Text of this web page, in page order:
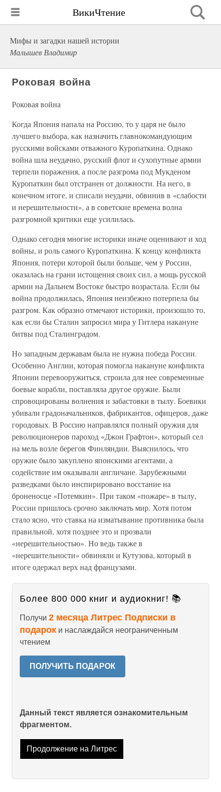
ВикиЧтение
Мифы и загадки нашей истории
Малышев Владимир
Роковая война
Роковая война
Когда Япония напала на Россию, то у царя не было
лучшего выбора, как назначить главнокомандующим
русскими войсками отважного Куропаткина. Однако
война шла неудачно, русский флот и сухопутные армии
терпели поражения, а после разгрома под Мукденом
Куропаткин был отстранен от должности. На него, в
конечном итоге, и списали неудачи, обвинив в «слабости
и нерешительности», а в советские времена волна
разгромной критики еще усилилась.
Однако сегодня многие историки иначе оценивают и ход
войны, и роль самого Куропаткина. К концу конфликта
Япония, потери которой были больше, чем у России,
оказалась на грани истощения своих сил, а мощь русской
армии на Дальнем Востоке быстро возрастала. Если бы
война продолжилась, Япония неизбежно потерпела бы
разгром. Как образно отмечают историки, произошло то,
как если бы Сталин запросил мира у Гитлера накануне
битвы под Сталинградом.
Но западным державам была не нужна победа России.
Особенно Англии, которая помогла накануне конфликта
Японии перевооружиться, строила для нее современные
боевые корабли, поставляла другое оружие. Были
спровоцированы волнения и забастовки в тылу. Боевики
убивали градоначальников, фабрикантов, офицеров, даже
городовых. В Россию направлялся полный оружия для
революционеров пароход «Джон Графтон», который сел
на мель возле берегов Финляндии. Выяснилось, что
оружие было закуплено японскими агентами, а
содействие им оказывали англичане. Зарубежными
разведками было инспирировано восстание на
броненосце «Потемкин». При таком «пожаре» в тылу,
России пришлось срочно заключать мир. Хотя потом
стало ясно, что ставка на изматывание противника была
правильной, хотя позднее это и прозвали
«нерешительностью». Но ведь также в
«нерешительности» обвиняли и Кутузова, который в
итоге одержал верх над французами.
Более 800 000 книг и аудиокниг! 📚
Получи 2 месяца Литрес Подписки в
подарок и наслаждайся неограниченным
чтением
ПОЛУЧИТЬ ПОДАРОК
Данный текст является ознакомительным
фрагментом.
Продолжение на Литрес